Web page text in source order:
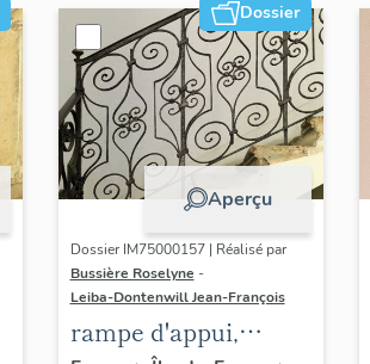
Dossier
Aperçu
Dossier IM75000157 | Réalisé par
Bussière Roselyne -
Leiba-Dontenwill Jean-François
rampe d'appui,